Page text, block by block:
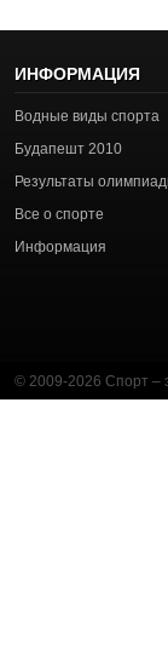
ИНФОРМАЦИЯ
Водные виды спорта
Будапешт 2010
Результаты
Все о спорте
Информация
© 2009-2026 Спорт –